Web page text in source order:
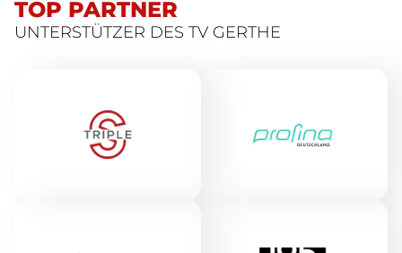
TOP PARTNER
UNTERSTÜTZER DES TV GERTHE